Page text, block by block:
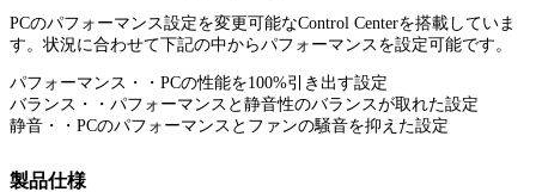
PCのパフォーマンス設定を変更可能なControl Centerを搭載していま
す。状況に合わせて下記の中からパフォーマンスを設定可能です。
パフォーマンス・・PCの性能を100%引き出す設定
バランス・・パフォーマンスと静音性のバランスが取れた設定
静音・・PCのパフォーマンスとファンの騒音を抑えた設定
製品仕様